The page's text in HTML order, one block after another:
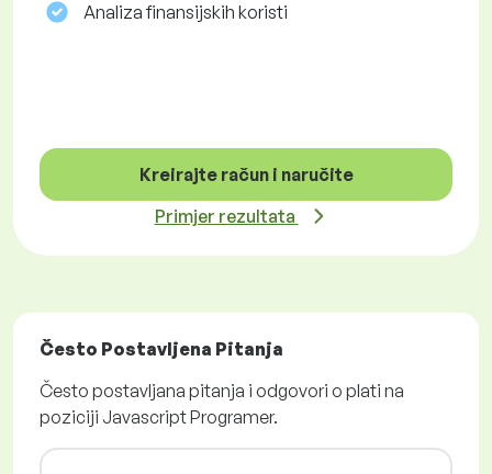
Analiza finansijskih koristi
Kreirajte račun i naručite
Primjer rezultata
Često Postavljena Pitanja
Često postavljana pitanja i odgovori o plati na
poziciji Javascript Programer.